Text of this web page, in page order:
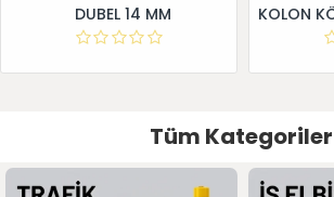
DUBEL 14 MM
Tüm Kategoriler